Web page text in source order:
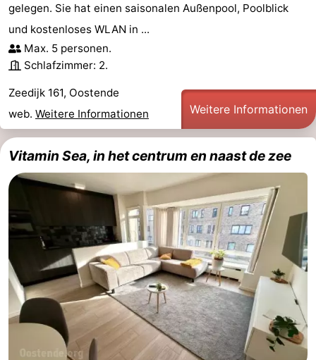
Kirchen
-
Aussichtspunkte
Attraktionen
Rundfahrten
-
Indoor-
-
Minigolfplätze
Wellness-
Zentren
Dörfer
Natur
gelegen. Sie hat einen saisonalen Außenpool, Poolblick
und kostenloses WLAN in ...
Max. 5 personen.
Schlafzimmer: 2.
Zeedijk 161, Oostende
web. Weitere Informationen Weitere Informationen
Vitamin Sea, in het centrum en naast de zee